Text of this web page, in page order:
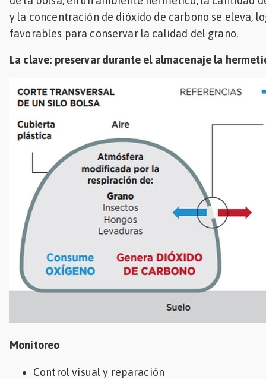
y la concentración de dióxido de carbono se eleva,
favorables para conservar la calidad del grano.
La clave: preservar durante el almacenaje la
Monitoreo
Control visual y reparación